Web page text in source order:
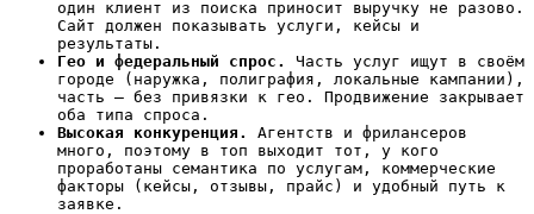
один клиент из поиска приносит выручку не разово.
Сайт должен показывать услуги, кейсы и
результаты.
Гео и федеральный спрос.
Часть услуг ищут в своём
городе (наружка, полиграфия, локальные кампании),
часть — без привязки к гео. Продвижение закрывает
оба типа спроса.
Высокая конкуренция.
Агентств и фрилансеров
много, поэтому в топ выходит тот, у кого
проработаны семантика по услугам, коммерческие
факторы (кейсы, отзывы, прайс) и удобный путь к
заявке.